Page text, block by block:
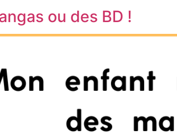
ou des BD !